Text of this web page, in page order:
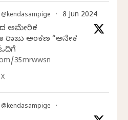
@kendasampige · 8 Jun 2024
ಅಮೇರಿಕ
ಅಂಕಣ “ಅನೇಕ
35mrwwsn
X
@kendasampige ·